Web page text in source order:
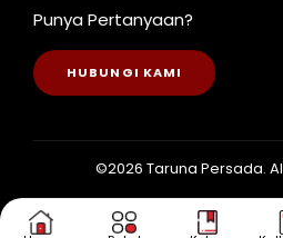
Nia
Kak Iva
Punya Pertanyaan?
HUBUNGI KAMI
©2026 Taruna Persada.